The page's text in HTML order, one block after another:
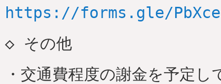
https://forms.gle/
◇ その他
・交通費程度の謝金を予定し